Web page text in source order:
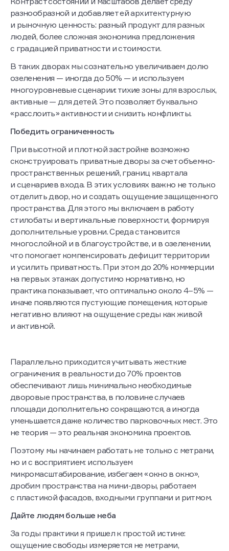
разнообразной и добавляет ей архитектурную
и рыночную ценность: разный продукт для разных
людей, более сложная экономика предложения
с градацией приватности и стоимости.
В таких дворах мы сознательно увеличиваем долю
озеленения — иногда до 50% — и используем
многоуровневые сценарии: тихие зоны для взрослых,
активные — для детей. Это позволяет буквально
«расслоить» активности и снизить конфликты.
Победить ограниченность
При высотной и плотной застройке возможно
сконструировать приватные дворы за счет объемно-
пространственных решений, границ квартала
и сценариев входа. В этих условиях важно не только
отделить двор, но и создать ощущение защищенного
пространства. Для этого мы включаем в работу
стилобаты и вертикальные поверхности, формируя
дополнительные уровни. Среда становится
многослойной и в благоустройстве, и в озеленении,
что помогает компенсировать дефицит территории
и усилить приватность. При этом до 20% коммерции
на первых этажах допустимо нормативно, но
практика показывает, что оптимально около 4–5% —
иначе появляются пустующие помещения, которые
негативно влияют на ощущение среды как живой
и активной.
Параллельно приходится учитывать жесткие
ограничения: в реальности до 70% проектов
обеспечивают лишь минимально необходимые
дворовые пространства, в половине случаев
площади дополнительно сокращаются, а иногда
уменьшается даже количество парковочных мест. Это
не теория — это реальная экономика проектов.
Поэтому мы начинаем работать не только с метрами,
но и с восприятием: используем
микромасштабирование, избегаем «окно в окно»,
дробим пространства на мини-дворы, работаем
с пластикой фасадов, входными группами и ритмом.
Дайте людям больше неба
За годы практики я пришел к простой истине:
ощущение свободы измеряется не метрами,